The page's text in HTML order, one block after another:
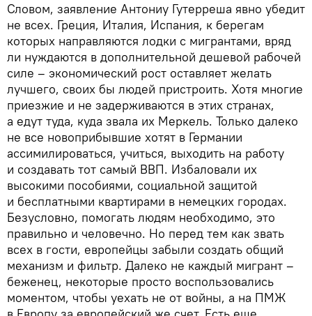
Словом, заявление Антониу Гутерреша явно убедит
не всех. Греция, Италия, Испания, к берегам
которых направляются лодки с мигрантами, вряд
ли нуждаются в дополнительной дешевой рабочей
силе – экономический рост оставляет желать
лучшего, своих бы людей пристроить. Хотя многие
приезжие и не задерживаются в этих странах,
а едут туда, куда звала их Меркель. Только далеко
не все новоприбывшие хотят в Германии
ассимилироваться, учиться, выходить на работу
и создавать тот самый ВВП. Избаловали их
высокими пособиями, социальной защитой
и бесплатными квартирами в немецких городах.
Безусловно, помогать людям необходимо, это
правильно и человечно. Но перед тем как звать
всех в гости, европейцы забыли создать общий
механизм и фильтр. Далеко не каждый мигрант –
беженец, некоторые просто воспользовались
моментом, чтобы уехать не от войны, а на ПМЖ